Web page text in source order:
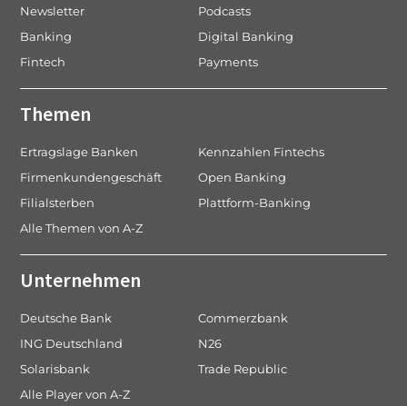
Newsletter
Podcasts
Banking
Digital Banking
Fintech
Payments
Themen
Ertragslage Banken
Kennzahlen Fintechs
Firmenkundengeschäft
Open Banking
Filialsterben
Plattform-Banking
Alle Themen von A-Z
Unternehmen
Deutsche Bank
Commerzbank
ING Deutschland
N26
Solarisbank
Trade Republic
Alle Player von A-Z